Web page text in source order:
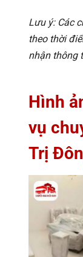
Lưu ý: Các
theo thời
nhận thông
Hình
vụ
Trị